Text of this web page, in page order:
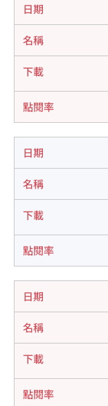
您即
提醒您，如您
網站的個人資
之個人資料皆
圍。
前往簽署
您好!因主管機
約」，才能成
您好!您的基本
為確保帳戶安
表。
記住我